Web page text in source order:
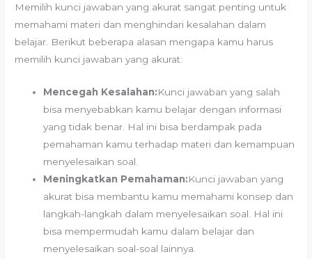
Memilih kunci jawaban yang akurat sangat penting untuk
memahami materi dan menghindari kesalahan dalam
belajar. Berikut beberapa alasan mengapa kamu harus
memilih kunci jawaban yang akurat:
Mencegah Kesalahan:Kunci jawaban yang salah
bisa menyebabkan kamu belajar dengan informasi
yang tidak benar. Hal ini bisa berdampak pada
pemahaman kamu terhadap materi dan kemampuan
menyelesaikan soal.
Meningkatkan Pemahaman:Kunci jawaban yang
akurat bisa membantu kamu memahami konsep dan
langkah-langkah dalam menyelesaikan soal. Hal ini
bisa mempermudah kamu dalam belajar dan
menyelesaikan soal-soal lainnya.